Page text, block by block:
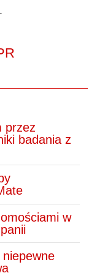
przez
badania z
w